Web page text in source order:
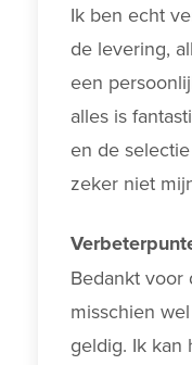
Ik ben echt
de levering,
een
alles is
en de
zeker niet
Bedankt voor
misschien
geldig. Ik kan